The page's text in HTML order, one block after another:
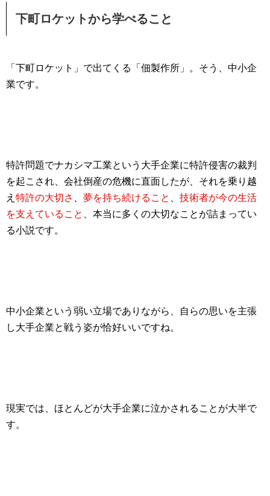
下町ロケットから学べること
「下町ロケット」で出てくる「佃製作所」。そう、中小企
業です。
特許問題でナカシマ工業という大手企業に特許侵害の裁判
を起こされ、 会社倒産の危機に直面したが、それを乗り越
え 特許の大切さ 夢を持ち続けること
技術者が今の生活
を支えていること
、本当に多くの大切なことが詰まってい
る小説です。
中小企業という弱い立場でありながら、自らの思いを主張
し大手企業と戦う姿が恰好いいですね。
現実では、 ほとんどが大手企業に泣かされることが大半で
す。